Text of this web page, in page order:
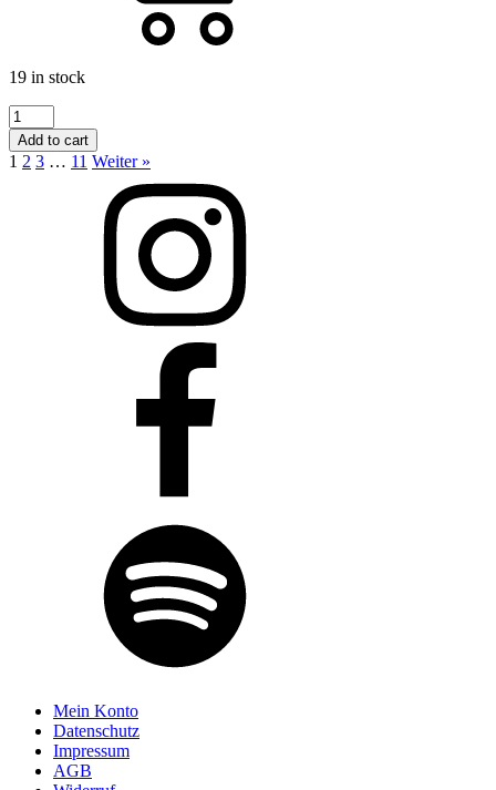
19 in stock
PYRITE
Vinyl
-
Eco
Add to cart
1 2 3 … 11 Weiter »
Mein Konto
Datenschutz
Impressum
AGB